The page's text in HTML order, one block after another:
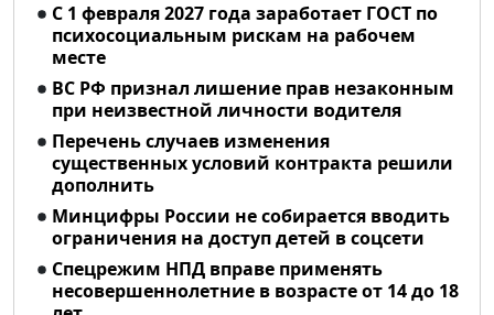
С 1 февраля 2027 года заработает ГОСТ по
психосоциальным рискам на рабочем
месте
ВС РФ признал лишение прав незаконным
при неизвестной личности водителя
Перечень случаев изменения
существенных условий контракта решили
дополнить
Минцифры России не собирается вводить
ограничения на доступ детей в соцсети
Спецрежим НПД вправе применять
несовершеннолетние в возрасте от 14 до 18